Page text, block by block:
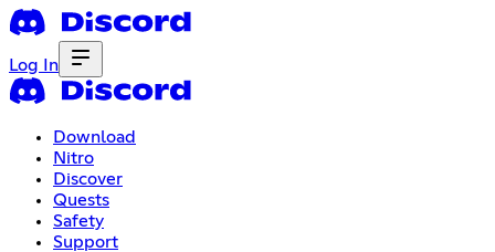
Log In
Download
Nitro
Discover
Quests
Safety
Support